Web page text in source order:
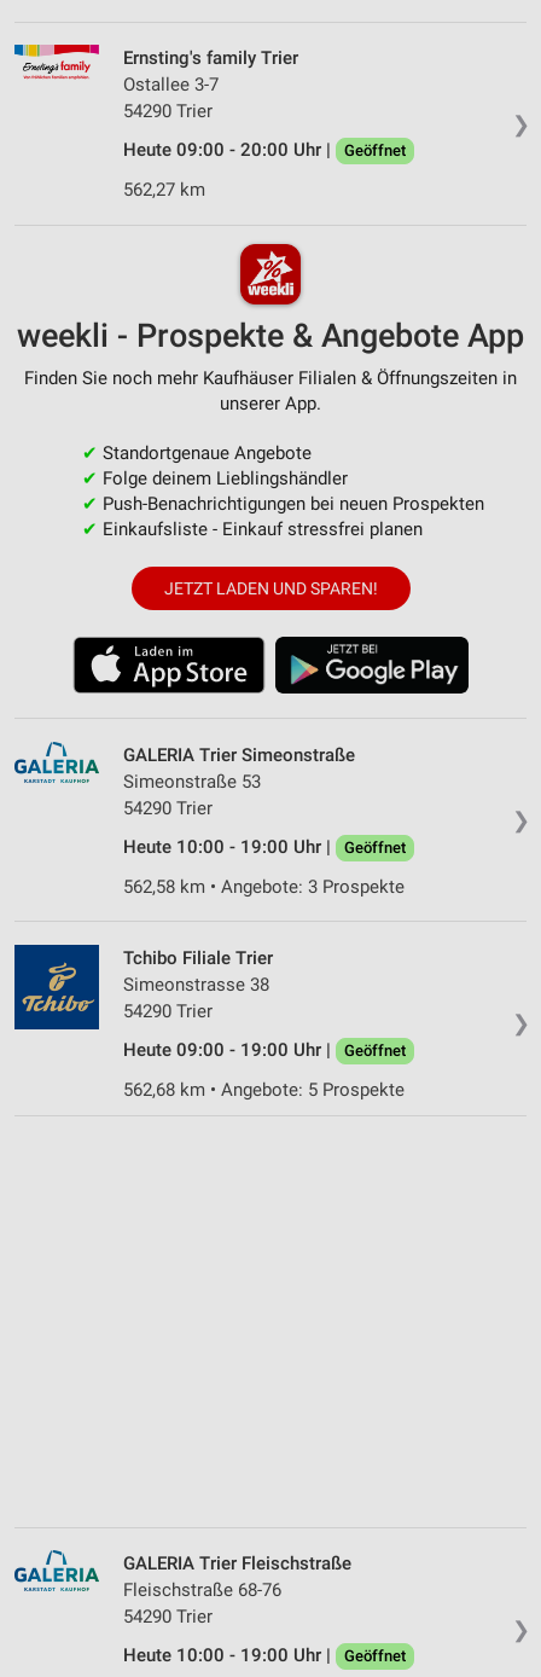
❯
Ernsting's family Trier
Ostallee 3-7
54290 Trier
Heute 09:00 - 20:00 Uhr |
Geöffnet
562,27 km
weekli - Prospekte & Angebote App
Finden Sie noch mehr Kaufhäuser Filialen & Öffnungszeiten in
unserer App.
✔ Standortgenaue Angebote
✔ Folge deinem Lieblingshändler
✔ Push-Benachrichtigungen bei neuen Prospekten
✔ Einkaufsliste - Einkauf stressfrei planen
JETZT LADEN UND SPAREN!
❯
GALERIA Trier Simeonstraße
Simeonstraße 53
54290 Trier
Heute 10:00 - 19:00 Uhr |
Geöffnet
562,58 km • Angebote: 3 Prospekte
❯
Tchibo Filiale Trier
Simeonstrasse 38
54290 Trier
Heute 09:00 - 19:00 Uhr |
Geöffnet
562,68 km • Angebote: 5 Prospekte
❯
GALERIA Trier Fleischstraße
Fleischstraße 68-76
54290 Trier
Heute 10:00 - 19:00 Uhr |
Geöffnet